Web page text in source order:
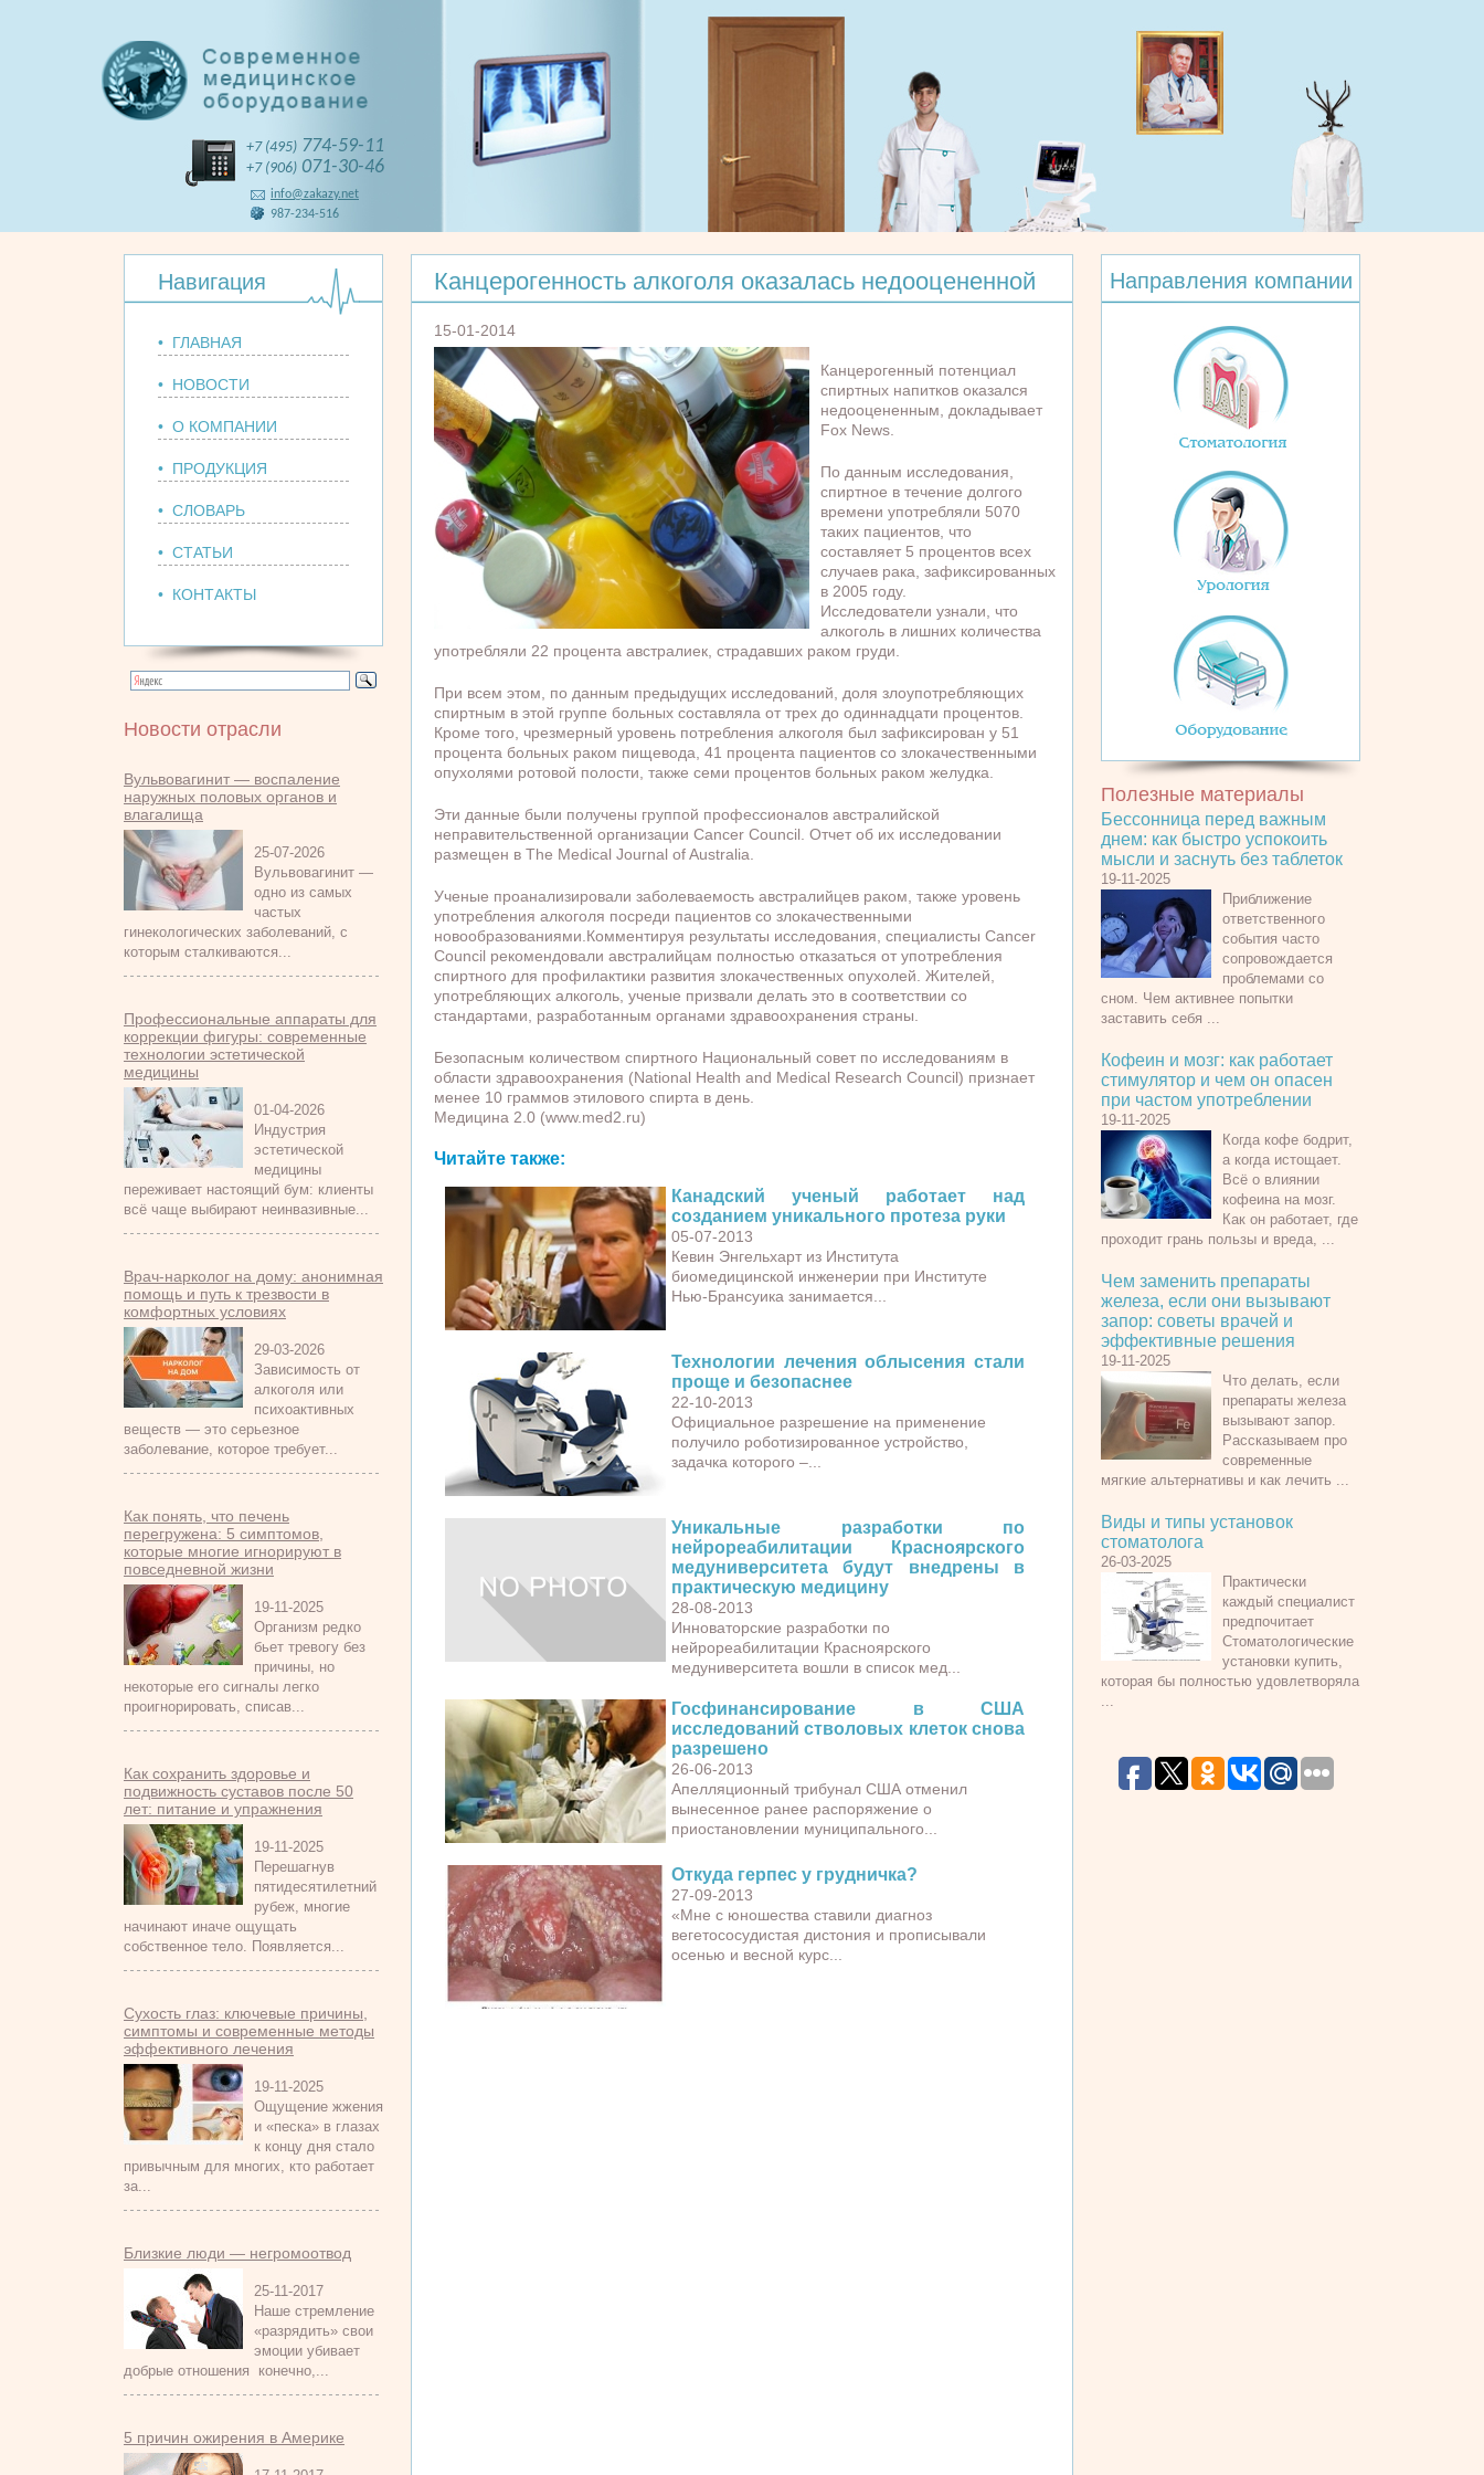
+7 (495) 774-59-11
+7 (906) 071-30-46
info@zakazy.net
987-234-516
Навигация
• ГЛАВНАЯ
• НОВОСТИ
• О КОМПАНИИ
• ПРОДУКЦИЯ
• СЛОВАРЬ
• СТАТЬИ
• КОНТАКТЫ
Новости отрасли
Вульвовагинит — воспаление
наружных половых органов и
влагалища
25-07-2026
Вульвовагинит —
одно из самых
частых
гинекологических заболеваний, с
которым сталкиваются...
Профессиональные аппараты для
коррекции фигуры: современные
технологии эстетической
медицины
01-04-2026
Индустрия
эстетической
медицины
переживает настоящий бум: клиенты
всё чаще выбирают неинвазивные...
Врач-нарколог на дому: анонимная
помощь и путь к трезвости в
комфортных условиях
29-03-2026
Зависимость от
алкоголя или
психоактивных
веществ — это серьезное
заболевание, которое требует...
Как понять, что печень
перегружена: 5 симптомов,
которые многие игнорируют в
повседневной жизни
19-11-2025
Организм редко
бьет тревогу без
причины, но
некоторые его сигналы легко
проигнорировать, списав...
Как сохранить здоровье и
подвижность суставов после 50
лет: питание и упражнения
19-11-2025
Перешагнув
пятидесятилетний
рубеж, многие
начинают иначе ощущать
собственное тело. Появляется...
Сухость глаз: ключевые причины,
симптомы и современные методы
эффективного лечения
19-11-2025
Ощущение жжения
и «песка» в глазах
к концу дня стало
привычным для многих, кто работает
за...
Близкие люди — негромоотвод
25-11-2017
Наше стремление
«разрядить» свои
эмоции убивает
добрые отношения конечно,...
5 причин ожирения в Америке
Канцерогенность алкоголя оказалась недооцененной
15-01-2014
Канцерогенный потенциал
спиртных напитков оказался
недооцененным, докладывает
Fox News.
По данным исследования,
спиртное в течение долгого
времени употребляли 5070
таких пациентов, что
составляет 5 процентов всех
случаев рака, зафиксированных
в 2005 году.
Исследователи узнали, что
алкоголь в лишних количества
употребляли 22 процента австралиек, страдавших раком груди.
При всем этом, по данным предыдущих исследований, доля злоупотребляющих
спиртным в этой группе больных составляла от трех до одиннадцати процентов.
Кроме того, чрезмерный уровень потребления алкоголя был зафиксирован у 51
процента больных раком пищевода, 41 процента пациентов со злокачественными
опухолями ротовой полости, также семи процентов больных раком желудка.
Эти данные были получены группой профессионалов австралийской
неправительственной организации Cancer Council. Отчет об их исследовании
размещен в The Medical Journal of Australia.
Ученые проанализировали заболеваемость австралийцев раком, также уровень
употребления алкоголя посреди пациентов со злокачественными
новообразованиями.Комментируя результаты исследования, специалисты Cancer
Council рекомендовали австралийцам полностью отказаться от употребления
спиртного для профилактики развития злокачественных опухолей. Жителей,
употребляющих алкоголь, ученые призвали делать это в соответствии со
стандартами, разработанным органами здравоохранения страны.
Безопасным количеством спиртного Национальный совет по исследованиям в
области здравоохранения (National Health and Medical Research Council) признает
менее 10 граммов этилового спирта в день.
Медицина 2.0 (www.med2.ru)
Читайте также:
Канадский ученый работает над
созданием уникального протеза руки
05-07-2013
Кевин Энгельхарт из Института
биомедицинской инженерии при Институте
Нью-Брансуика занимается...
Технологии лечения облысения стали
проще и безопаснее
22-10-2013
Официальное разрешение на применение
получило роботизированное устройство,
задачка которого –...
Уникальные разработки по
нейрореабилитации Красноярского
медуниверситета будут внедрены в
практическую медицину
28-08-2013
Инноваторские разработки по
нейрореабилитации Красноярского
медуниверситета вошли в список мед...
Госфинансирование в США
исследований стволовых клеток снова
разрешено
26-06-2013
Апелляционный трибунал США отменил
вынесенное ранее распоряжение о
приостановлении муниципального...
Откуда герпес у грудничка?
27-09-2013
«Мне с юношества ставили диагноз
вегетососудистая дистония и прописывали
осенью и весной курс...
Направления компании
Полезные материалы
Бессонница перед важным
днем: как быстро успокоить
мысли и заснуть без таблеток
19-11-2025
Приближение
ответственного
события часто
сопровождается
проблемами со
сном. Чем активнее попытки
заставить себя ...
Кофеин и мозг: как работает
стимулятор и чем он опасен
при частом употреблении
19-11-2025
Когда кофе бодрит,
а когда истощает.
Всё о влиянии
кофеина на мозг.
Как он работает, где
проходит грань пользы и вреда, ...
Чем заменить препараты
железа, если они вызывают
запор: советы врачей и
эффективные решения
19-11-2025
Что делать, если
препараты железа
вызывают запор.
Рассказываем про
современные
мягкие альтернативы и как лечить ...
Виды и типы установок
стоматолога
26-03-2025
Практически
каждый специалист
предпочитает
Стоматологические
установки купить,
которая бы полностью удовлетворяла
...